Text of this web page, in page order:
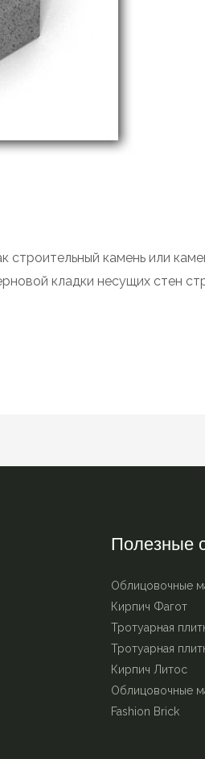
камень или
кладки несущих стен
Полезные
Облицовочные
Кирпич Фагот
Тротуарная
Тротуарная
Кирпич Литос
Облицовочные
Fashion Brick